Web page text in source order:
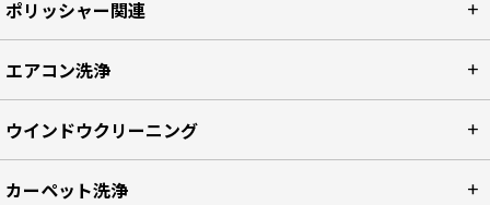
ポリッシャー関連
エアコン洗浄
ウインドウクリーニング
カーペット洗浄